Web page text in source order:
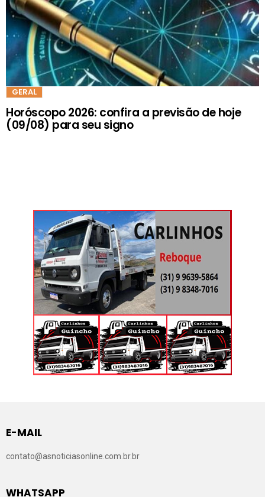
GERAL
Horóscopo 2026: confira a previsão de hoje
(09/08) para seu signo
E-MAIL
contato@asnoticiasonline.com.br.br
WHATSAPP